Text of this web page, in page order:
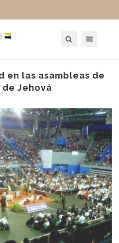
en las asambleas de
Jehová